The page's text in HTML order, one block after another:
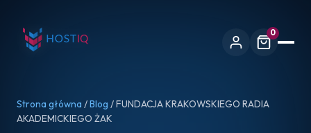
0
Strona główna /Blog / FUNDACJA KRAKOWSKIEGO RADIA
AKADEMICKIEGO ŻAK